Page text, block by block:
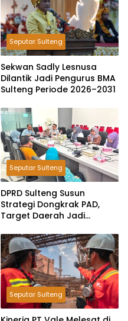
Seputar Sulteng
Sekwan Sadly Lesnusa
Dilantik Jadi Pengurus BMA
Sulteng Periode 2026–2031
Seputar Sulteng
DPRD Sulteng Susun
Strategi Dongkrak PAD,
Target Daerah Jadi
Penghasil
Seputar Sulteng